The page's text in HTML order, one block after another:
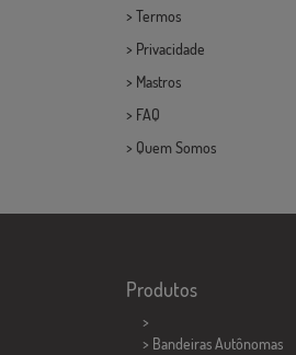
> Termos
> Privacidade
> Mastros
> FAQ
> Quem Somos
Produtos
>
> Bandeiras Autônomas